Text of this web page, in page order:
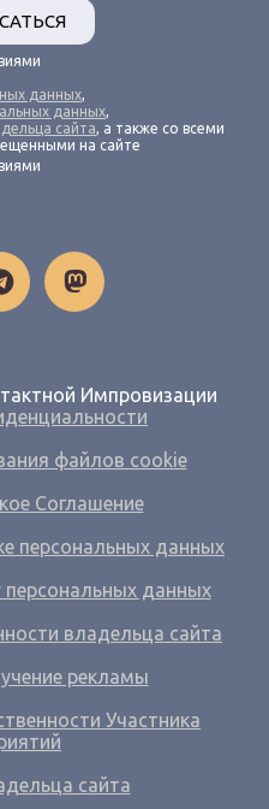
данных,
данных,
сайта, а также со всеми
на сайте
Импровизации
файлов cookie
Соглашение
персональных данных
персональных данных
владельца сайта
рекламы
Участника
сайта